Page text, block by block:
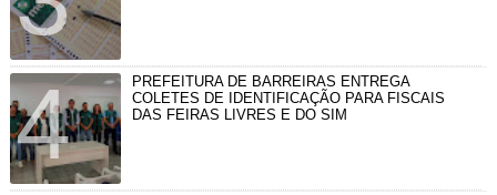
PREFEITURA DE BARREIRAS ENTREGA
COLETES DE IDENTIFICAÇÃO PARA FISCAIS
DAS FEIRAS LIVRES E DO SIM